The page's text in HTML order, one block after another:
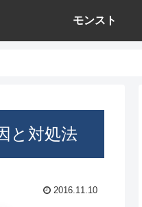
モンスト
と対処法
2016.11.10